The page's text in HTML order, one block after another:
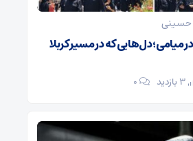
حسینی
میامی؛ دل‌هایی که در مسیر کربلا
۰